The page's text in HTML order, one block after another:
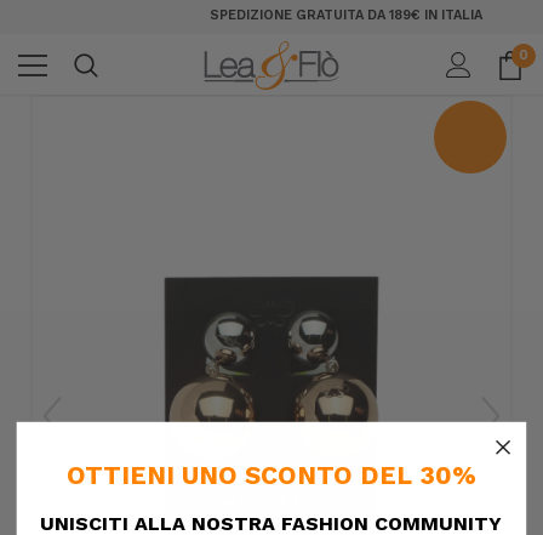
SPEDIZIONE GRATUITA DA 189€ IN ITALIA
0
×